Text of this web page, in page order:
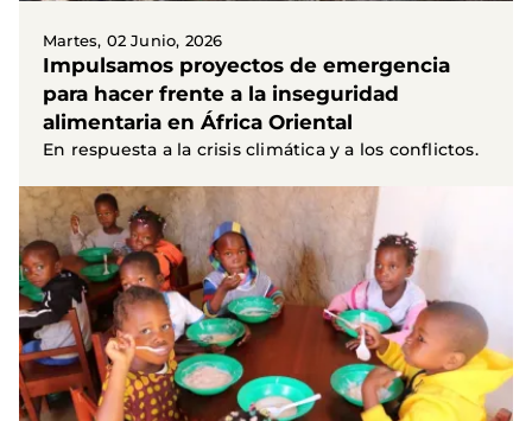
Martes, 02 Junio, 2026
Impulsamos proyectos de emergencia
para hacer frente a la inseguridad
alimentaria en África Oriental
En respuesta a la crisis climática y a los conflictos.